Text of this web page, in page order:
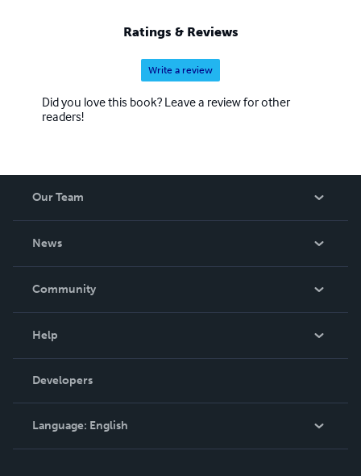
Ratings & Reviews
Write a review
Did you love this book? Leave a review for other
readers!
Our Team
News
In The News
Community
Podcast
Help
Order Lookup
Knowledge Base
Contact Support
Developers
Language: English